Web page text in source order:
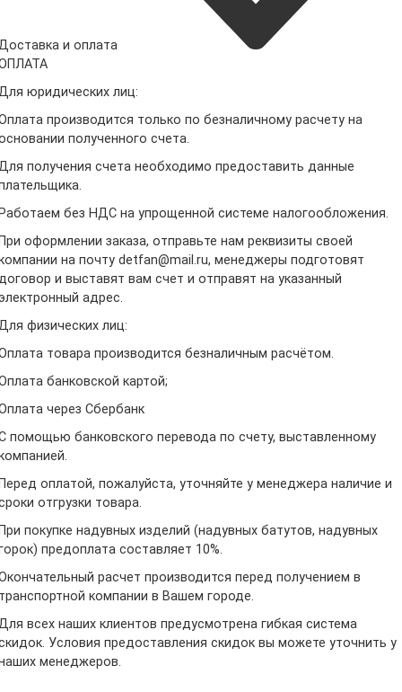
и оплата
юридических лиц:
производится только по безналичному расчету на
полученного счета.
получения счета необходимо предоставить данные
без НДС на упрощенной системе налогообложения.
оформлении заказа, отправьте нам реквизиты своей
на почту detfan@mail.ru, менеджеры подготовят
и выставят вам счет и отправят на указанный
адрес.
физических лиц:
товара производится безналичным расчётом.
банковской картой;
через Сбербанк
помощью банковского перевода по счету, выставленному
оплатой, пожалуйста, уточняйте у менеджера наличие и
отгрузки товара.
покупке надувных изделий (надувных батутов, надувных
предоплата составляет 10%.
расчет производится перед получением в
компании в Вашем городе.
всех наших клиентов предусмотрена гибкая система
Условия предоставления скидок вы можете уточнить у
менеджеров.